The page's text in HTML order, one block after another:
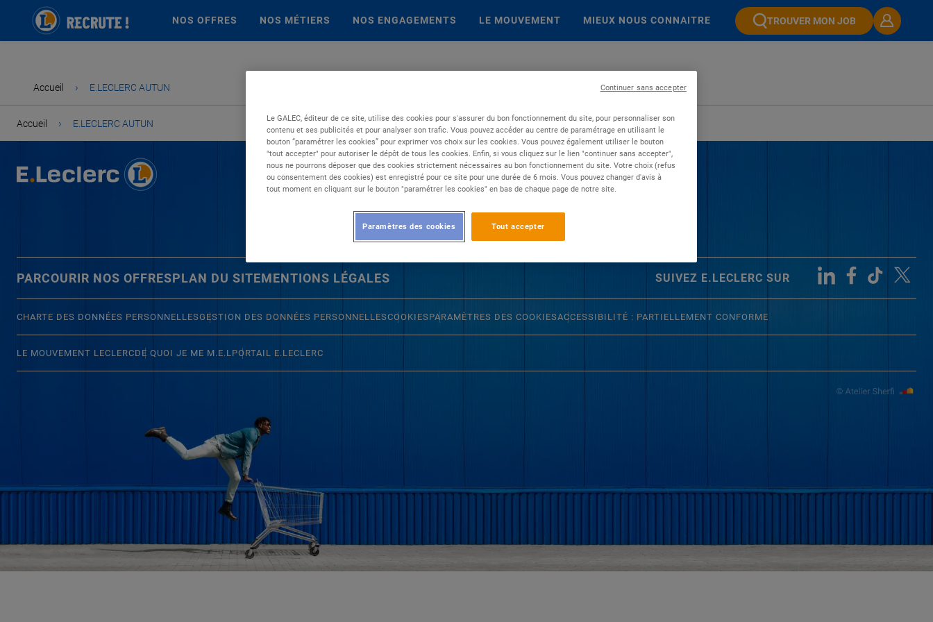
NOS OFFRES NOS MÉTIERS NOS ENGAGEMENTS LE MOUVEMENT MIEUX NOUS CONNAITRE TROUVER MON JOB
Accueil › E.LECLERC AUTUN
Accueil › E.LECLERC AUTUN
PARCOURIR NOS OFFRESPLAN DU SITEMENTIONS LÉGALES SUIVEZ E.LECLERC SUR
CHARTE DES DONNÉES PERSONNELLESGESTION DES DONNÉES PERSONNELLESCOOKIES PARAMÈTRES DES COOKIESACCESSIBILITÉ : PARTIELLEMENT CONFORME
LE MOUVEMENT LECLERCDE QUOI JE ME M.E.LPORTAIL E.LECLERC
Le GALEC, éditeur de ce site, utilise des cookies pour s'assurer du bon fonctionnement du site, pour personnaliser son
contenu et ses publicités et pour analyser son trafic. Vous pouvez accéder au centre de paramétrage en utilisant le
bouton “paramétrer les cookies” pour exprimer vos choix sur les cookies. Vous pouvez également utiliser le bouton
"tout accepter" pour autoriser le dépôt de tous les cookies. Enfin, si vous cliquez sur le lien "continuer sans accepter",
nous ne pourrons déposer que des cookies strictement nécessaires au bon fonctionnement du site. Votre choix (refus
ou consentement des cookies) est enregistré pour ce site pour une durée de 6 mois. Vous pouvez changer d'avis à
tout moment en cliquant sur le bouton "paramétrer les cookies" en bas de chaque page de notre site.
Tout accepter
Paramètres des cookies
Continuer sans accepter